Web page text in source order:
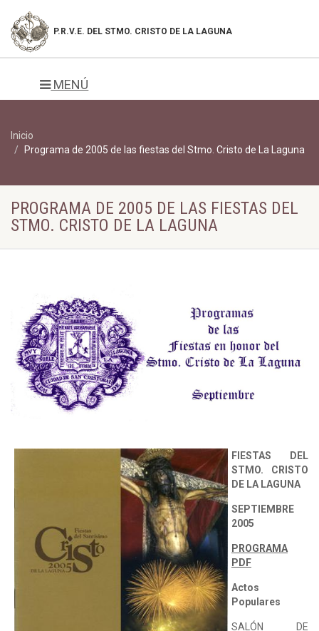
P.R.V.E. DEL STMO. CRISTO DE LA LAGUNA
MENÚ
Inicio
Programa de 2005 de las fiestas del Stmo. Cristo de La Laguna
PROGRAMA DE 2005 DE LAS FIESTAS DEL
STMO. CRISTO DE LA LAGUNA
FIESTAS DEL
STMO. CRISTO
DE LA LAGUNA
SEPTIEMBRE
2005
PROGRAMA
PDF
Actos
Populares
SALÓN DE